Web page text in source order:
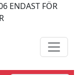
ENDAST FÖR